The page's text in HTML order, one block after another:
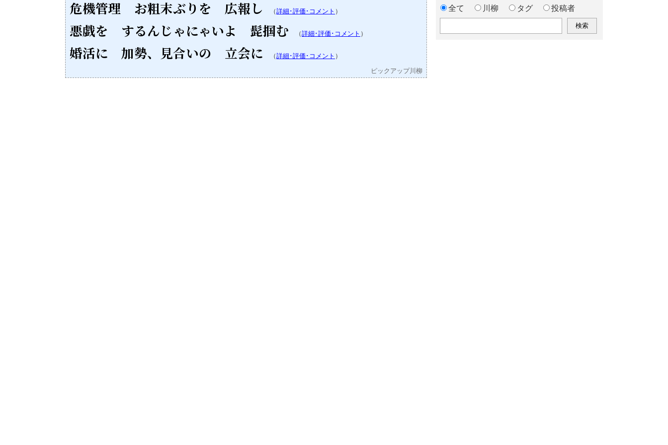
危機管理 お粗末ぶりを 広報し （詳細･評価･コメント ）
悪戯を するんじゃにゃいよ 髭掴む （詳細･評価･コメント ）
婚活に 加勢、見合いの 立会に （詳細･評価･コメント ）
ピックアップ川柳
全て 川柳 タグ 投稿者